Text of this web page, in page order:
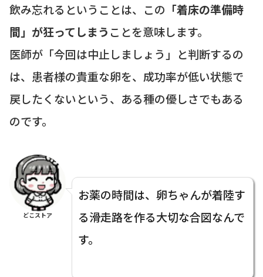
飲み忘れるということは、この 「着床の準備時
間」が狂ってしまう ことを意味します。
医師が「今回は中止しましょう」と判断するの
は、患者様の貴重な卵を、成功率が低い状態で
戻したくないという、ある種の優しさでもある
のです。
どこストア
お薬の時間は、卵ちゃんが着陸す
る滑走路を作る大切な合図なんで
す。